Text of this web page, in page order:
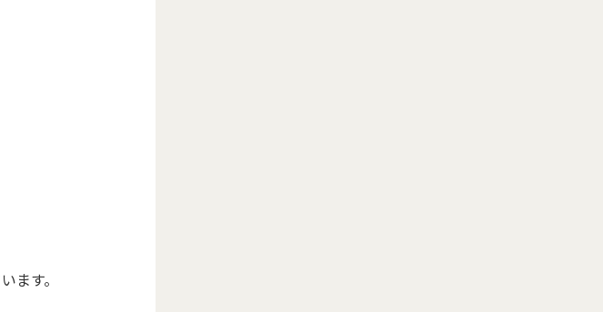
ます。